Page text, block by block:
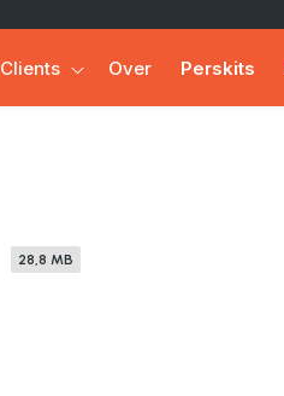
Clients Over Perskits
28,8 MB